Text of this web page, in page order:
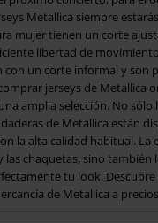
Metallica siempre
mujer tienen un corte
libertad de
con un corte informal y son
jerseys de Metallica
amplia selección. No sólo
de Metallica están
la alta calidad habitual. La
las chaquetas, sino también
tu look.
de Metallica a